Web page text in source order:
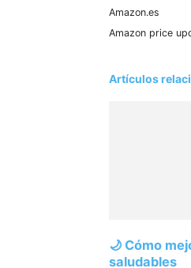
Amazon.es
Amazon price
Artículos
🌙 Cómo
saludables